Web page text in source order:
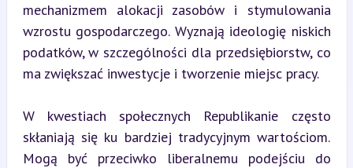
mechanizmem alokacji zasobów i stymulowania
wzrostu gospodarczego. Wyznają ideologię niskich
podatków, w szczególności dla przedsiębiorstw, co
ma zwiększać inwestycje i tworzenie miejsc pracy.
W kwestiach społecznych Republikanie często
skłaniają się ku bardziej tradycyjnym wartościom.
Mogą być przeciwko liberalnemu podejściu do